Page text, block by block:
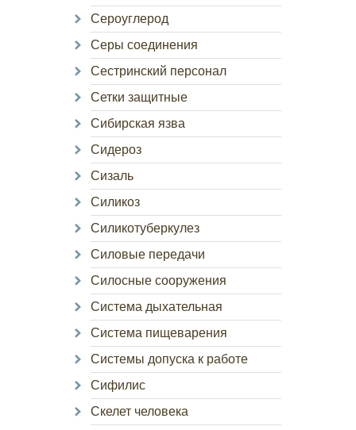
Сероуглерод
Серы соединения
Сестринский персонал
Сетки защитные
Сибирская язва
Сидероз
Сизаль
Силикоз
Силикотуберкулез
Силовые передачи
Силосные сооружения
Система дыхательная
Система пищеварения
Системы допуска к работе
Сифилис
Скелет человека